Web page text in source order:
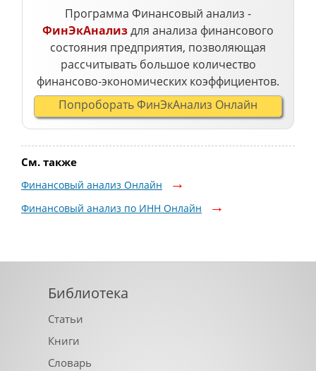
Программа Финансовый анализ -
ФинЭкАнализдля анализа финансового
состояния предприятия, позволяющая
рассчитывать большое количество
финансово-экономических коэффициентов.
Попроборать ФинЭкАнализ Онлайн
См. также
Финансовый анализ Онлайн
Финансовый анализ по ИНН Онлайн
Библиотека
Статьи
Книги
Словарь